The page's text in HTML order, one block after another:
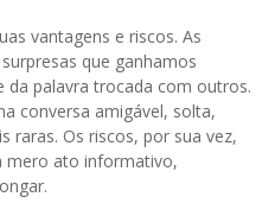
vantagens e riscos. As
que ganhamos
da palavra trocada com outros.
conversa amigável, solta,
raras. Os riscos, por sua vez,
mero ato informativo,